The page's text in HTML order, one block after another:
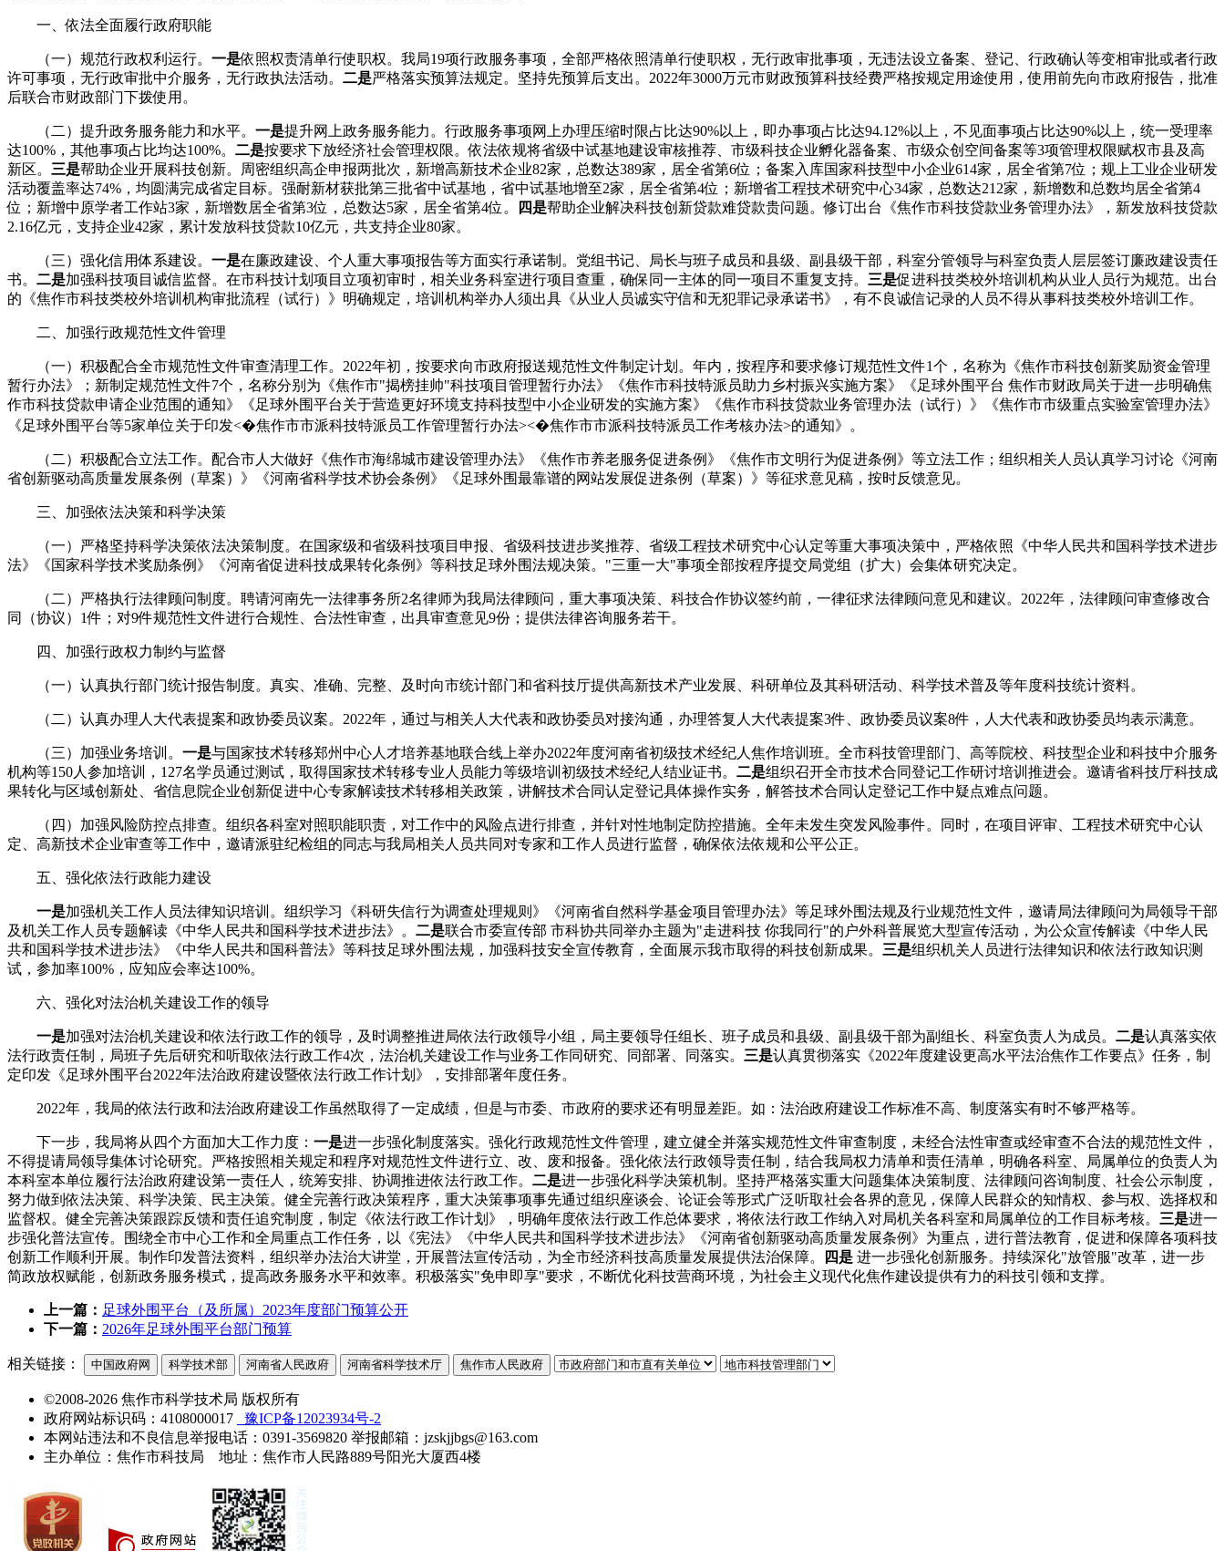
一、依法全面履行政府职能
（一）规范行政权利运行。 一是依照权责清单行使职权。我局19项行政服务事项，全部严格依照清单行使职权，无行政审批事项，无违法设立备案、登记、行政确认等变相审批或者行政
许可事项，无行政审批中介服务，无行政执法活动。 二是严格落实预算法规定。坚持先预算后支出。2022年3000万元市财政预算科技经费严格按规定用途使用，使用前先向市政府报告，批准
后联合市财政部门下拨使用。
（二）提升政务服务能力和水平。 一是提升网上政务服务能力。行政服务事项网上办理压缩时限占比达90%以上，即办事项占比达94.12%以上，不见面事项占比达90%以上，统一受理率
达100%，其他事项占比均达100%。 二是按要求下放经济社会管理权限。依法依规将省级中试基地建设审核推荐、市级科技企业孵化器备案、市级众创空间备案等3项管理权限赋权市县及高
新区。 三是帮助企业开展科技创新。周密组织高企申报两批次，新增高新技术企业82家，总数达389家，居全省第6位；备案入库国家科技型中小企业614家，居全省第7位；规上工业企业研发
活动覆盖率达74% ，均圆满完成省定目标。强耐新材获批第三批省中试基地，省中试基地增至2家，居全省第4位；新增省工程技术研究中心34家，总数达212家，新增数和总数均居全省第4
位；新增中原学者工作站3家，新增数居全省第3位，总数达5家，居全省第4位。 四是帮助企业解决科技创新贷款难贷款贵问题。修订出台《焦作市科技贷款业务管理办法》，新发放科技贷款
2.16亿元，支持企业42家，累计发放科技贷款10亿元，共支持企业80家。
（三）强化信用体系建设。 一是在廉政建设、个人重大事项报告等方面实行承诺制。党组书记、局长与班子成员和县级、副县级干部，科室分管领导与科室负责人层层签订廉政建设责任
书。 二是加强科技项目诚信监督。在市科技计划项目立项初审时，相关业务科室进行项目查重，确保同一主体的同一项目不重复支持。 三是促进科技类校外培训机构从业人员行为规范。出台
的《焦作市科技类校外培训机构审批流程（试行）》明确规定，培训机构举办人须出具《从业人员诚实守信和无犯罪记录承诺书》，有不良诚信记录的人员不得从事科技类校外培训工作。
二、加强行政规范性文件管理
（一）积极配合全市规范性文件审查清理工作。2022年初，按要求向市政府报送规范性文件制定计划。年内，按程序和要求修订规范性文件1个，名称为《焦作市科技创新奖励资金管理
暂行办法》；新制定规范性文件7个，名称分别为《焦作市"揭榜挂帅"科技项目管理暂行办法》《焦作市科技特派员助力乡村振兴实施方案》《足球外围平台 焦作市财政局关于进一步明确焦
作市科技贷款申请企业范围的通知》《足球外围平台关于营造更好环境支持科技型中小企业研发的实施方案》《焦作市科技贷款业务管理办法（试行）》《焦作市市级重点实验室管理办法》
《足球外围平台等5家单位关于印发<�焦作市市派科技特派员工作管理暂行办法><�焦作市市派科技特派员工作考核办法>的通知》。
（二）积极配合立法工作。配合市人大做好《焦作市海绵城市建设管理办法》《焦作市养老服务促进条例》《焦作市文明行为促进条例》等立法工作；组织相关人员认真学习讨论《河南
省创新驱动高质量发展条例（草案）》《河南省科学技术协会条例》《足球外围最靠谱的网站发展促进条例（草案）》等征求意见稿，按时反馈意见。
三、加强依法决策和科学决策
（一）严格坚持科学决策依法决策制度。在国家级和省级科技项目申报、省级科技进步奖推荐、省级工程技术研究中心认定等重大事项决策中，严格依照《中华人民共和国科学技术进步
法》《国家科学技术奖励条例》《河南省促进科技成果转化条例》等科技足球外围法规决策。"三重一大"事项全部按程序提交局党组（扩大）会集体研究决定。
（二）严格执行法律顾问制度。聘请河南先一法律事务所2名律师为我局法律顾问，重大事项决策、科技合作协议签约前，一律征求法律顾问意见和建议。2022年，法律顾问审查修改合
同（协议）1件；对9件规范性文件进行合规性、合法性审查，出具审查意见9份；提供法律咨询服务若干。
四、加强行政权力制约与监督
（一）认真执行部门统计报告制度。真实、准确、完整、及时向市统计部门和省科技厅提供高新技术产业发展、科研单位及其科研活动、科学技术普及等年度科技统计资料。
（二）认真办理人大代表提案和政协委员议案。2022年，通过与相关人大代表和政协委员对接沟通，办理答复人大代表提案3件、政协委员议案8件，人大代表和政协委员均表示满意。
（三）加强业务培训。 一是与国家技术转移郑州中心人才培养基地联合线上举办2022年度河南省初级技术经纪人焦作培训班。全市科技管理部门、高等院校、科技型企业和科技中介服务
机构等150人参加培训，127名学员通过测试，取得国家技术转移专业人员能力等级培训初级技术经纪人结业证书。 二是组织召开全市技术合同登记工作研讨培训推进会。邀请省科技厅科技成
果转化与区域创新处、省信息院企业创新促进中心专家解读技术转移相关政策，讲解技术合同认定登记具体操作实务，解答技术合同认定登记工作中疑点难点问题。
（四）加强风险防控点排查。组织各科室对照职能职责，对工作中的风险点进行排查，并针对性地制定防控措施。全年未发生突发风险事件。同时，在项目评审、工程技术研究中心认
定、高新技术企业审查等工作中，邀请派驻纪检组的同志与我局相关人员共同对专家和工作人员进行监督，确保依法依规和公平公正。
五、强化依法行政能力建设
一是加强机关工作人员法律知识培训。组织学习《科研失信行为调查处理规则》《河南省自然科学基金项目管理办法》等足球外围法规及行业规范性文件，邀请局法律顾问为局领导干部
及机关工作人员专题解读《中华人民共和国科学技术进步法》。 二是联合市委宣传部 市科协共同举办主题为"走进科技 你我同行"的户外科普展览大型宣传活动，为公众宣传解读《中华人民
共和国科学技术进步法》《中华人民共和国科普法》等科技足球外围法规，加强科技安全宣传教育，全面展示我市取得的科技创新成果。 三是组织机关人员进行法律知识和依法行政知识测
试，参加率100%，应知应会率达100%。
六、强化对法治机关建设工作的领导
一是加强对法治机关建设和依法行政工作的领导，及时调整推进局依法行政领导小组，局主要领导任组长、班子成员和县级、副县级干部为副组长、科室负责人为成员。 二是认真落实依
法行政责任制，局班子先后研究和听取依法行政工作4次，法治机关建设工作与业务工作同研究、同部署、同落实。 三是认真贯彻落实《2022年度建设更高水平法治焦作工作要点》任务，制
定印发《足球外围平台2022年法治政府建设暨依法行政工作计划》，安排部署年度任务。
2022年，我局的依法行政和法治政府建设工作虽然取得了一定成绩，但是与市委、市政府的要求还有明显差距。如：法治政府建设工作标准不高、制度落实有时不够严格等。
下一步，我局将从四个方面加大工作力度： 一是进一步强化制度落实。强化行政规范性文件管理，建立健全并落实规范性文件审查制度，未经合法性审查或经审查不合法的规范性文件，
不得提请局领导集体讨论研究。严格按照相关规定和程序对规范性文件进行立、改、废和报备。强化依法行政领导责任制，结合我局权力清单和责任清单，明确各科室、局属单位的负责人为
本科室本单位履行法治政府建设第一责任人，统筹安排、协调推进依法行政工作。 二是进一步强化科学决策机制。坚持严格落实重大问题集体决策制度、法律顾问咨询制度、社会公示制度，
努力做到依法决策、科学决策、民主决策。健全完善行政决策程序，重大决策事项事先通过组织座谈会、论证会等形式广泛听取社会各界的意见，保障人民群众的知情权、参与权、选择权和
监督权。健全完善决策跟踪反馈和责任追究制度，制定《依法行政工作计划》，明确年度依法行政工作总体要求，将依法行政工作纳入对局机关各科室和局属单位的工作目标考核。 三是进一
步强化普法宣传。围绕全市中心工作和全局重点工作任务，以《宪法》《中华人民共和国科学技术进步法》《河南省创新驱动高质量发展条例》为重点，进行普法教育，促进和保障各项科技
创新工作顺利开展。制作印发普法资料，组织举办法治大讲堂，开展普法宣传活动，为全市经济科技高质量发展提供法治保障。
四是 进一步强化创新服务。持续深化"放管服"改革，进一步
简政放权赋能，创新政务服务模式，提高政务服务水平和效率。积极落实"免申即享"要求，不断优化科技营商环境，为社会主义现代化焦作建设提供有力的科技引领和支撑。
上一篇： 足球外围平台（及所属）2023年度部门预算公开
下一篇： 2026年足球外围平台部门预算
相关链接： 中国政府网 科学技术部 河南省人民政府 河南省科学技术厅 焦作市人民政府
©2008-2026 焦作市科学技术局 版权所有
政府网站标识码：4108000017
豫ICP备12023934号-2
本网站违法和不良信息举报电话：0391-3569820 举报邮箱：jzskjjbgs@163.com
主办单位：焦作市科技局 地址：焦作市人民路889号阳光大厦西4楼